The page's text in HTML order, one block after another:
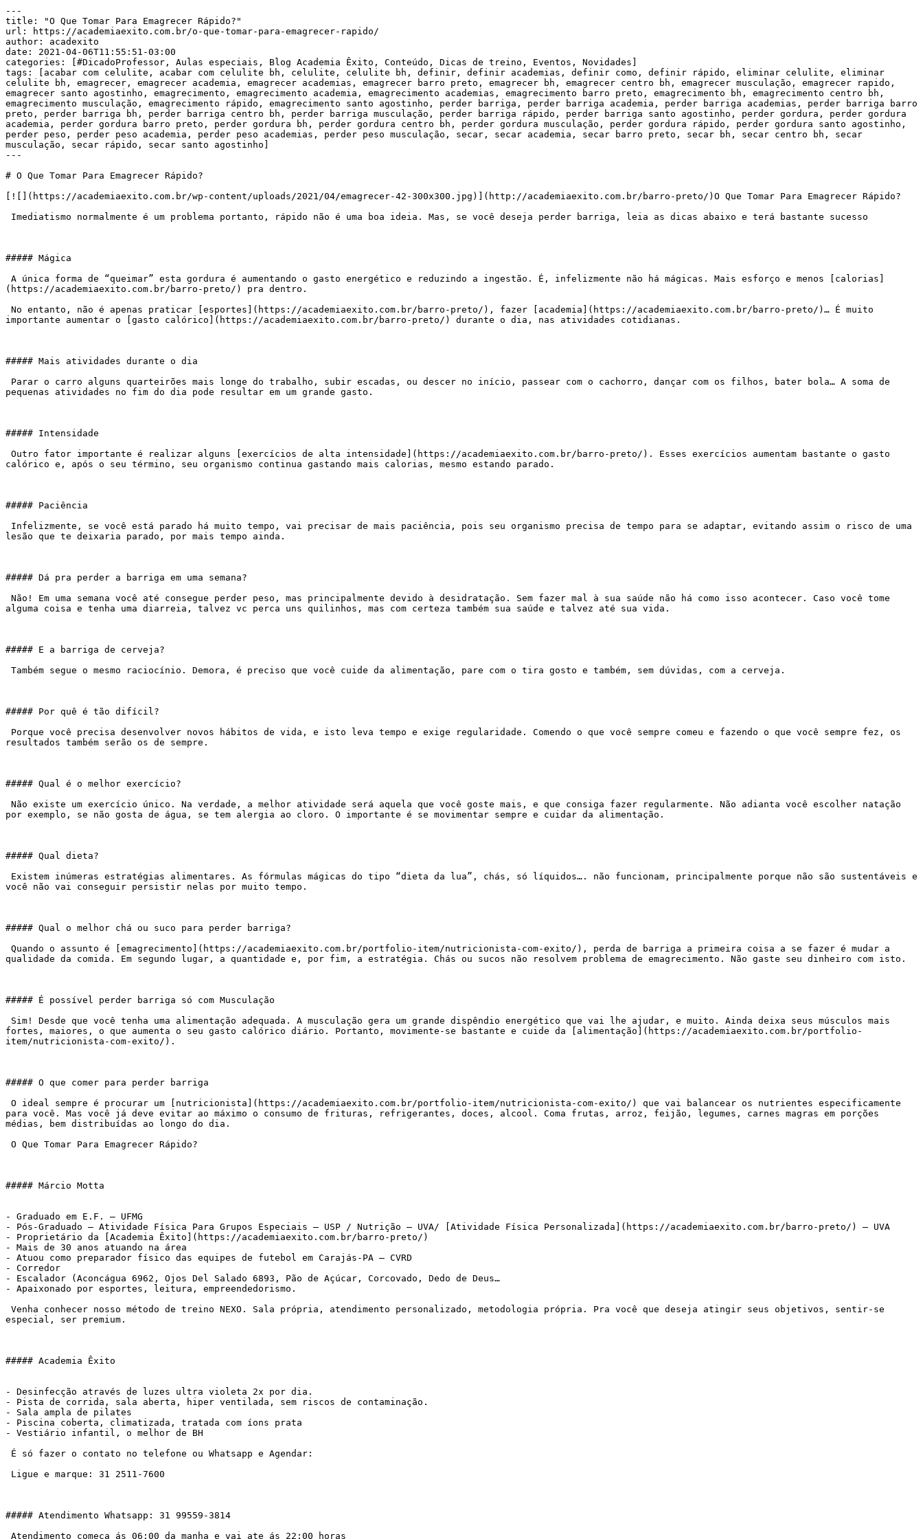
---
title: "O Que Tomar Para Emagrecer Rápido?"
url: https://academiaexito.com.br/o-que-tomar-para-emagrecer-rapido/
author: acadexito
date: 2021-04-06T11:55:51-03:00
categories: [#DicadoProfessor, Aulas especiais, Blog Academia Êxito, Conteúdo, Dicas de treino, Eventos, Novidades]
tags: [acabar com celulite, acabar com celulite bh, celulite, celulite bh, definir, definir academias, definir como, definir rápido, eliminar celulite, eliminar
celulite bh, emagrecer, emagrecer academia, emagrecer academias, emagrecer barro preto, emagrecer bh, emagrecer centro bh, emagrecer musculação, emagrecer rapido,
emagrecer santo agostinho, emagrecimento, emagrecimento academia, emagrecimento academias, emagrecimento barro preto, emagrecimento bh, emagrecimento centro bh,
emagrecimento musculação, emagrecimento rápido, emagrecimento santo agostinho, perder barriga, perder barriga academia, perder barriga academias, perder barriga barro
preto, perder barriga bh, perder barriga centro bh, perder barriga musculação, perder barriga rápido, perder barriga santo agostinho, perder gordura, perder gordura
academia, perder gordura barro preto, perder gordura bh, perder gordura centro bh, perder gordura musculação, perder gordura rápido, perder gordura santo agostinho,
perder peso, perder peso academia, perder peso academias, perder peso musculação, secar, secar academia, secar barro preto, secar bh, secar centro bh, secar
musculação, secar rápido, secar santo agostinho]
---
# O Que Tomar Para Emagrecer Rápido?
[![](https://academiaexito.com.br/wp-content/uploads/2021/04/emagrecer-42-300x300.jpg)](http://academiaexito.com.br/barro-preto/)O Que Tomar Para Emagrecer Rápido?
##### Mágica
(https://academiaexito.com.br/barro-preto/) pra dentro.
importante aumentar o [gasto calórico](https://academiaexito.com.br/barro-preto/) durante o dia, nas atividades cotidianas.
##### Mais atividades durante o dia
pequenas atividades no fim do dia pode resultar em um grande gasto.
##### Intensidade
calórico e, após o seu término, seu organismo continua gastando mais calorias, mesmo estando parado.
##### Paciência
lesão que te deixaria parado, por mais tempo ainda.
##### Dá pra perder a barriga em uma semana?
alguma coisa e tenha uma diarreia, talvez vc perca uns quilinhos, mas com certeza também sua saúde e talvez até sua vida.
##### E a barriga de cerveja?
##### Por quê é tão difícil?
resultados também serão os de sempre.
##### Qual é o melhor exercício?
por exemplo, se não gosta de água, se tem alergia ao cloro. O importante é se movimentar sempre e cuidar da alimentação.
##### Qual dieta?
você não vai conseguir persistir nelas por muito tempo.
##### Qual o melhor chá ou suco para perder barriga?
qualidade da comida. Em segundo lugar, a quantidade e, por fim, a estratégia. Chás ou sucos não resolvem problema de emagrecimento. Não gaste seu dinheiro com isto.
##### É possível perder barriga só com Musculação
fortes, maiores, o que aumenta o seu gasto calórico diário. Portanto, movimente-se bastante e cuide da [alimentação](https://academiaexito.com.br/portfolio-
item/nutricionista-com-exito/).
##### O que comer para perder barriga
para você. Mas você já deve evitar ao máximo o consumo de frituras, refrigerantes, doces, alcool. Coma frutas, arroz, feijão, legumes, carnes magras em porções
médias, bem distribuídas ao longo do dia.
##### Márcio Motta
- Graduado em E.F. – UFMG
- Pós-Graduado – Atividade Física Para Grupos Especiais – USP / Nutrição – UVA/ [Atividade Física Personalizada](https://academiaexito.com.br/barro-preto/) – UVA
- Proprietário da [Academia Êxito](https://academiaexito.com.br/barro-preto/)
- Mais de 30 anos atuando na área
- Atuou como preparador físico das equipes de futebol em Carajás-PA – CVRD
- Corredor
- Escalador (Aconcágua 6962, Ojos Del Salado 6893, Pão de Açúcar, Corcovado, Dedo de Deus…
- Apaixonado por esportes, leitura, empreendedorismo.
especial, ser premium.
##### Academia Êxito
- Desinfecção através de luzes ultra violeta 2x por dia.
- Pista de corrida, sala aberta, hiper ventilada, sem riscos de contaminação.
- Sala ampla de pilates
- Piscina coberta, climatizada, tratada com íons prata
- Vestiário infantil, o melhor de BH
##### Atendimento Whatsapp: 31 99559-3814